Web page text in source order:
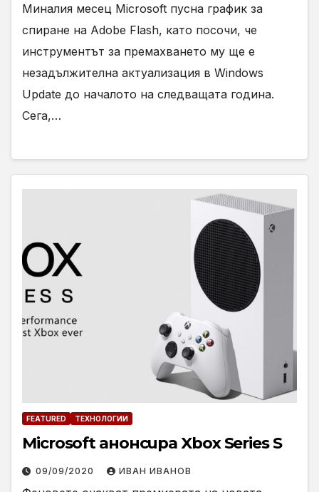
Миналия месец Microsoft пусна график за
спиране на Adobe Flash, като посочи, че
инструментът за премахването му ще е
незадължителна актуализация в Windows
Update до началото на следващата година.
Сега,…
FEATURED ТЕХНОЛОГИИ
Microsoft анонсира Xbox Series S
09/09/2020 ИВАН ИВАНОВ